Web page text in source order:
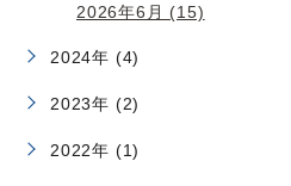
2026年6月 (15)
2024年 (4)
2023年 (2)
2022年 (1)